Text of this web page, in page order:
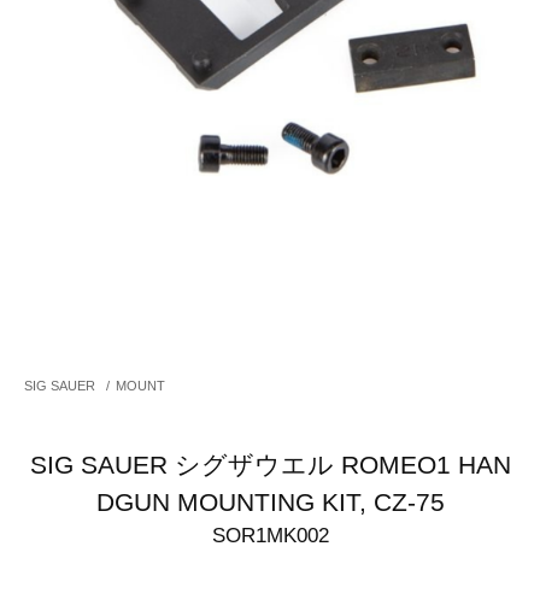
SIG SAUER / MOUNT
SIG SAUER シグザウエル ROMEO1 HAN
DGUN MOUNTING KIT, CZ-75
SOR1MK002